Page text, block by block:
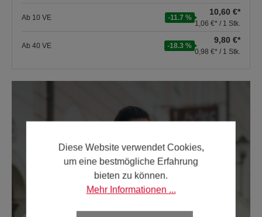
Ab 10 VE -11.7 %
10,60 €*
1,06 €* / 1 Stk.
Ab 40 VE -18.3 %
9,80 €*
0,98 €* / 1 Stk.
Diese Website verwendet Cookies,
um eine bestmögliche Erfahrung
bieten zu können.
Mehr Informationen ...